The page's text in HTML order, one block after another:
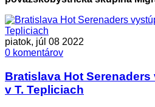
piatok, júl 08 2022
0 komentárov
Bratislava Hot
v T. Tepliciach